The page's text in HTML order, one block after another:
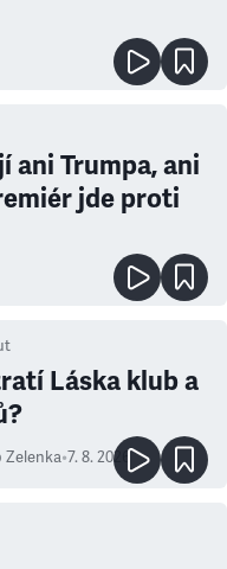
ani Trumpa, ani
jde proti
Láska klub a
Zelenka•7. 8. 2026